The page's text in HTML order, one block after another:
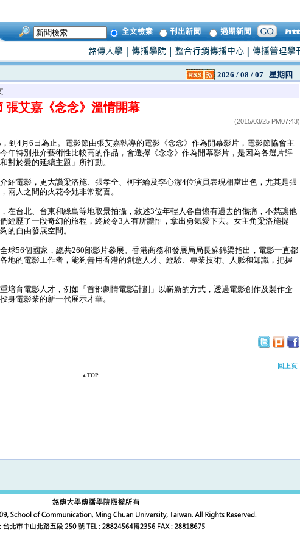
2026 / 08 / 07 星期四
張艾嘉《念念》溫情開幕
(2015/03/25 PM07:43)
到4月6日為止。電影節由張艾嘉執導的電影《念念》作為開幕影片，電影節協會主
年特別推介藝術性比較高的作品，會選擇《念念》作為開幕影片，是因為各選片評
對於愛的延續主題」所打動。
紹電影，更大讚梁洛施、張孝全、柯宇綸及李心潔4位演員表現相當出色，尤其是張
兩人之間的火花令她非常驚喜。
在台北、台東和綠島等地取景拍攝，敘述3位年輕人各自懷有過去的傷痛，不禁讓他
經歷了一段奇幻的旅程，終於令3人有所體悟，拿出勇氣愛下去。女主角梁洛施提
的自由發展空間。
球56個國家，總共260部影片參展。香港商務和發展局局長蘇錦梁指出，電影一直都
地的電影工作者，能夠善用香港的創意人才、經驗、專業技術、人脈和知識，把握
培育電影人才，例如「首部劇情電影計劃」以嶄新的方式，透過電影創作及製作企
身電影業的新一代展示才華。
回上頁
▲TOP